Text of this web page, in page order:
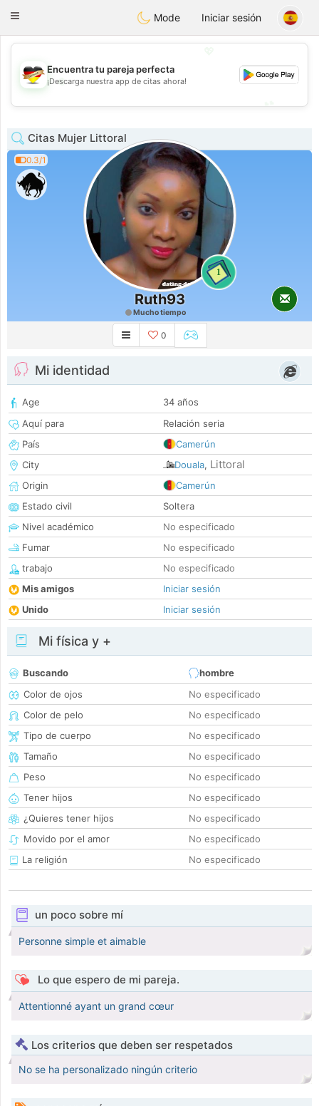
DeutschDating
Toggle
Mode Iniciar sesión
💖
💕
Encuentra tu pareja perfecta
¡Descarga nuestra app de citas ahora!
Citas Mujer Littoral
0.3/1
1
Ruth93
Mucho tiempo
0
Mi identidad
Age
34 años
Aquí para
Relación seria
País
Camerún
City
Douala, Littoral
Origin
Camerún
Estado civil
Soltera
Nivel académico
No especificado
Fumar
No especificado
trabajo
No especificado
Mis amigos
Iniciar sesión
Unido
Iniciar sesión
Mi física y +
Buscando
hombre
Color de ojos
No especificado
Color de pelo
No especificado
Tipo de cuerpo
No especificado
Tamaño
No especificado
Peso
No especificado
Tener hijos
No especificado
¿Quieres tener hijos
No especificado
Movido por el amor
No especificado
La religión
No especificado
un poco sobre mí
Personne simple et aimable
Lo que espero de mi pareja.
Attentionné ayant un grand cœur
Los criterios que deben ser respetados
No se ha personalizado ningún criterio